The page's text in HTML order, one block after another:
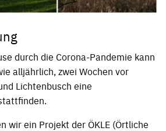
durch die Corona-Pandemie kann
alljährlich, zwei Wochen vor
Lichtenbusch eine
wir ein Projekt der ÖKLE (Örtliche